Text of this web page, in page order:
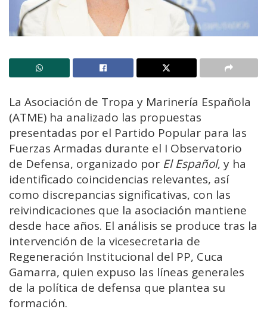
La Asociación de Tropa y Marinería Española
(ATME) ha analizado las propuestas
presentadas por el Partido Popular para las
Fuerzas Armadas durante el I Observatorio
de Defensa, organizado por El Español, y ha
identificado coincidencias relevantes, así
como discrepancias significativas, con las
reivindicaciones que la asociación mantiene
desde hace años. El análisis se produce tras la
intervención de la vicesecretaria de
Regeneración Institucional del PP, Cuca
Gamarra, quien expuso las líneas generales
de la política de defensa que plantea su
formación.